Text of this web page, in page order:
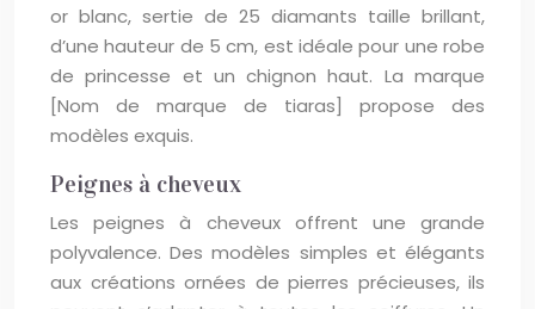
or blanc, sertie de 25 diamants taille brillant,
d’une hauteur de 5 cm, est idéale pour une robe
de princesse et un chignon haut. La marque
[Nom de marque de tiaras] propose des
modèles exquis.
Peignes à cheveux
Les peignes à cheveux offrent une grande
polyvalence. Des modèles simples et élégants
aux créations ornées de pierres précieuses, ils